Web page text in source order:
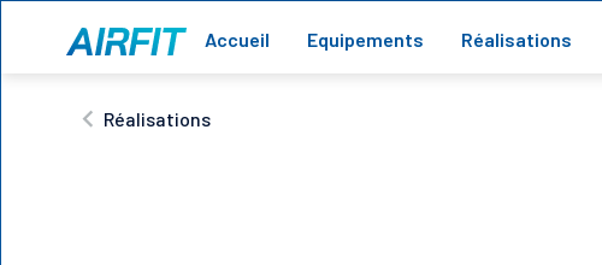
Accueil Equipements Réalisations
Réalisations